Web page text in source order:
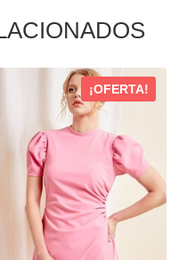
¡OFERTA!
PRODUCTO
MÚLTIPLES
VARIANTES.
OPCIONES
PUEDEN